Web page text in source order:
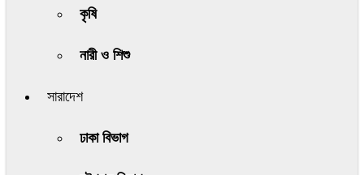
কৃষি
নারী ও শিশু
সারাদেশ
ঢাকা বিভাগ